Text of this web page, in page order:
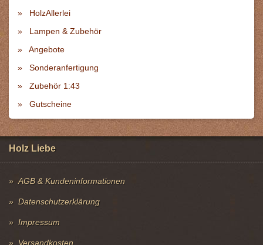
HolzAllerlei
Lampen & Zubehör
Angebote
Sonderanfertigung
Zubehör 1:43
Gutscheine
Holz Liebe
AGB & Kundeninformationen
Datenschutzerklärung
Impressum
Versandkosten